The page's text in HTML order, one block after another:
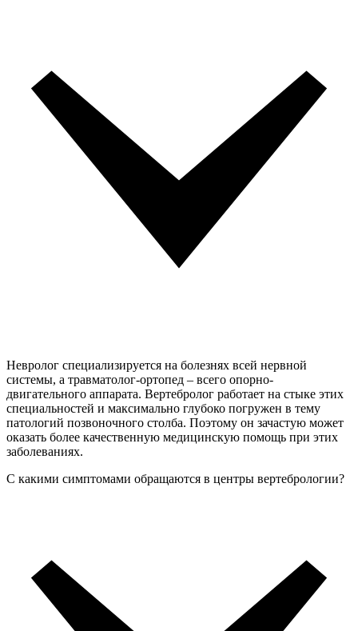
Невролог специализируется на болезнях всей нервной
системы, а травматолог-ортопед – всего опорно-
двигательного аппарата. Вертебролог работает на стыке этих
специальностей и максимально глубоко погружен в тему
патологий позвоночного столба. Поэтому он зачастую может
оказать более качественную медицинскую помощь при этих
заболеваниях.
С какими симптомами обращаются в центры вертебрологии?